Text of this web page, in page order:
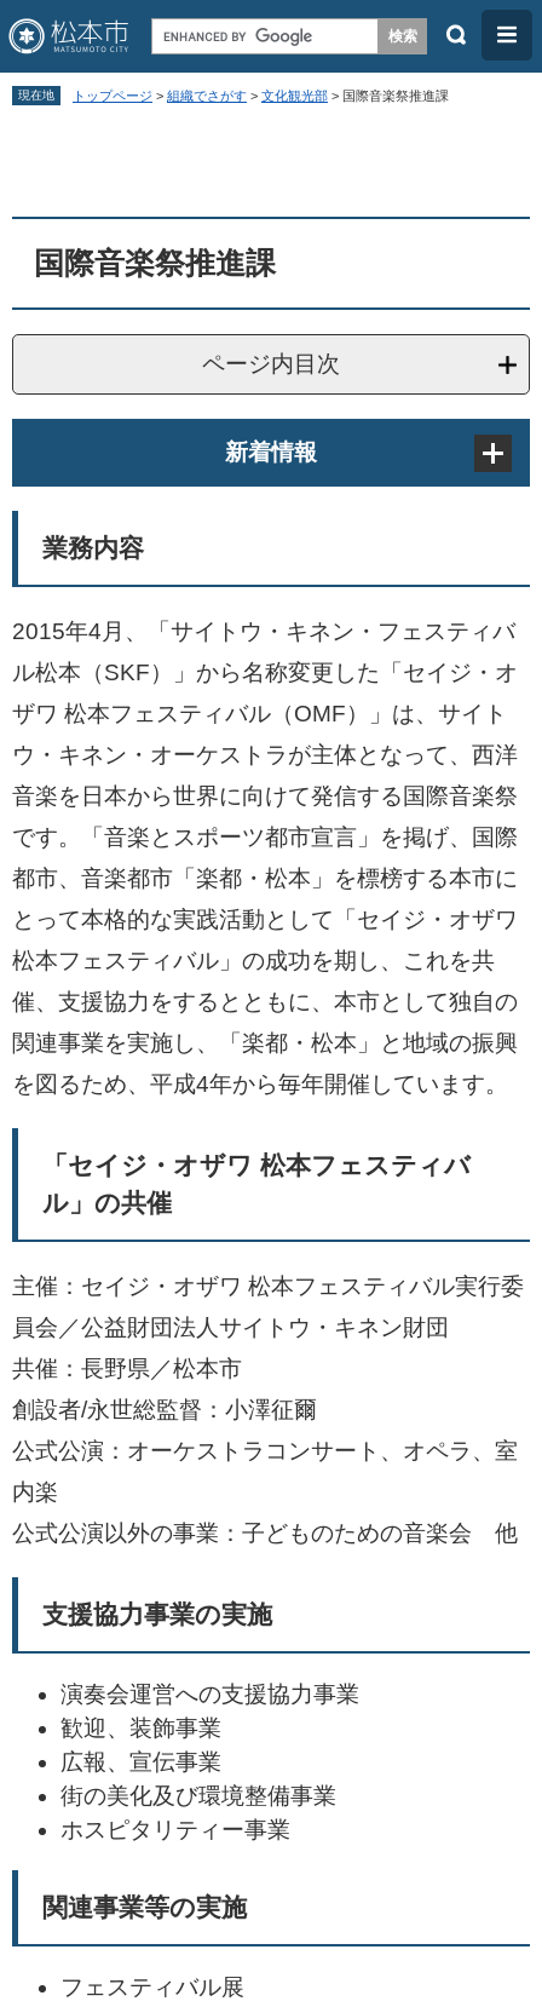
ペ
先
メ
を
本
検
メ
ニ
現在地 トップページ > 組織でさがす > 文化観光部 > 国際音楽祭推進課
国際音楽祭推進課
ページ内目次
新着情報
業務内容
2015年4月、「サイトウ・キネン・フェスティバ
ル松本（SKF）」から名称変更した「セイジ・オ
ザワ 松本フェスティバル（OMF）」は、サイト
ウ・キネン・オーケストラが主体となって、西洋
音楽を日本から世界に向けて発信する国際音楽祭
です。「音楽とスポーツ都市宣言」を掲げ、国際
都市、音楽都市「楽都・松本」を標榜する本市に
とって本格的な実践活動として「セイジ・オザワ
松本フェスティバル」の成功を期し、これを共
催、支援協力をするとともに、本市として独自の
関連事業を実施し、「楽都・松本」と地域の振興
を図るため、平成4年から毎年開催しています。
「セイジ・オザワ 松本フェスティバ
ル」の共催
主催：セイジ・オザワ 松本フェスティバル実行委
員会／公益財団法人サイトウ・キネン財団
共催：長野県／松本市
創設者/永世総監督：小澤征爾
公式公演：オーケストラコンサート、オペラ、室
内楽
公式公演以外の事業：子どものための音楽会 他
支援協力事業の実施
演奏会運営への支援協力事業
歓迎、装飾事業
広報、宣伝事業
街の美化及び環境整備事業
ホスピタリティー事業
関連事業等の実施
フェスティバル展